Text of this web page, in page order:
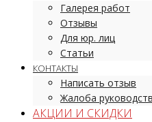
Галерея работ
Отзывы
Для юр. лиц
Статьи
КОНТАКТЫ
Написать отзыв
Жалоба
АКЦИИ И СКИДКИ